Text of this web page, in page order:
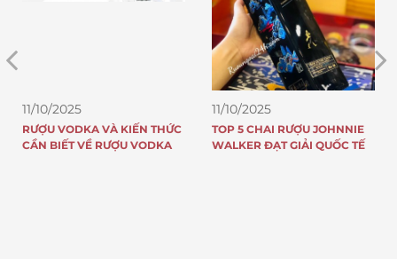
11/10/2025
RƯỢU VODKA VÀ KIẾN THỨC
CẦN BIẾT VỀ RƯỢU VODKA
11/10/2025
TOP 5 CHAI RƯỢU JOHNNIE
WALKER ĐẠT GIẢI QUỐC TẾ